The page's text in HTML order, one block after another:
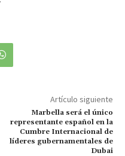
Artículo siguiente
Marbella será el único
representante español en la
Cumbre Internacional de
líderes gubernamentales de
Dubai